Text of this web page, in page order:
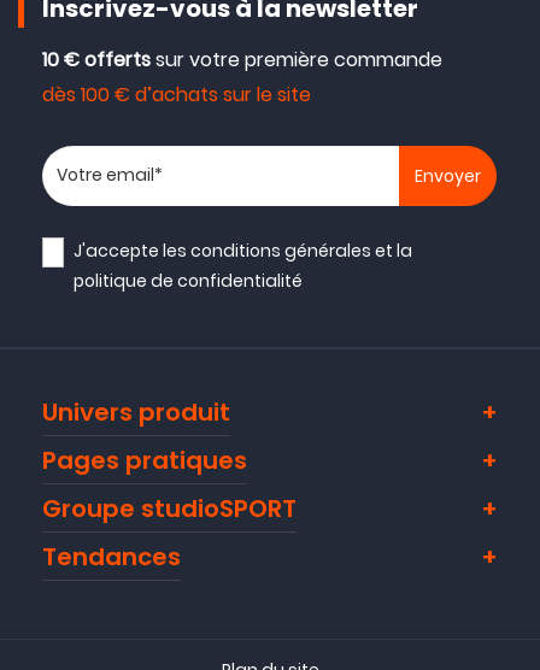
Inscrivez-vous à la newsletter
10 € offertssur votre première commande
dès 100 € d’achats sur le site
Votre adresse email
J'accepte lesconditions générales et la
politique de confidentialité
Univers produit
Pages pratiques
Groupe studioSPORT
Tendances